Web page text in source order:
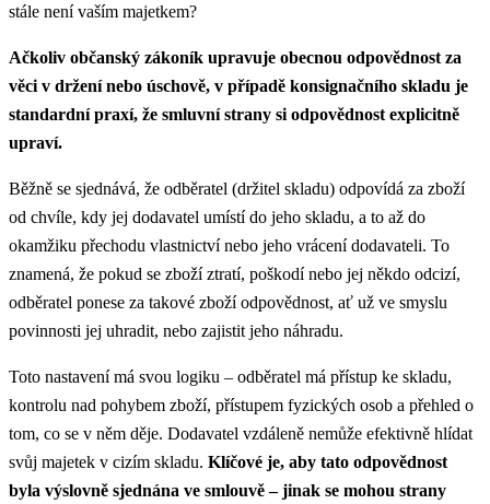
stále není vaším majetkem?
Ačkoliv občanský zákoník upravuje obecnou odpovědnost za
věci v držení nebo úschově, v případě konsignačního skladu je
standardní praxí, že smluvní strany si odpovědnost explicitně
upraví.
Běžně se sjednává, že odběratel (držitel skladu) odpovídá za zboží
od chvíle, kdy jej dodavatel umístí do jeho skladu, a to až do
okamžiku přechodu vlastnictví nebo jeho vrácení dodavateli. To
znamená, že pokud se zboží ztratí, poškodí nebo jej někdo odcizí,
odběratel ponese za takové zboží odpovědnost, ať už ve smyslu
povinnosti jej uhradit, nebo zajistit jeho náhradu.
Toto nastavení má svou logiku – odběratel má přístup ke skladu,
kontrolu nad pohybem zboží, přístupem fyzických osob a přehled o
tom, co se v něm děje. Dodavatel vzdáleně nemůže efektivně hlídat
svůj majetek v cizím skladu. Klíčové je, aby tato odpovědnost
byla výslovně sjednána ve smlouvě – jinak se mohou strany